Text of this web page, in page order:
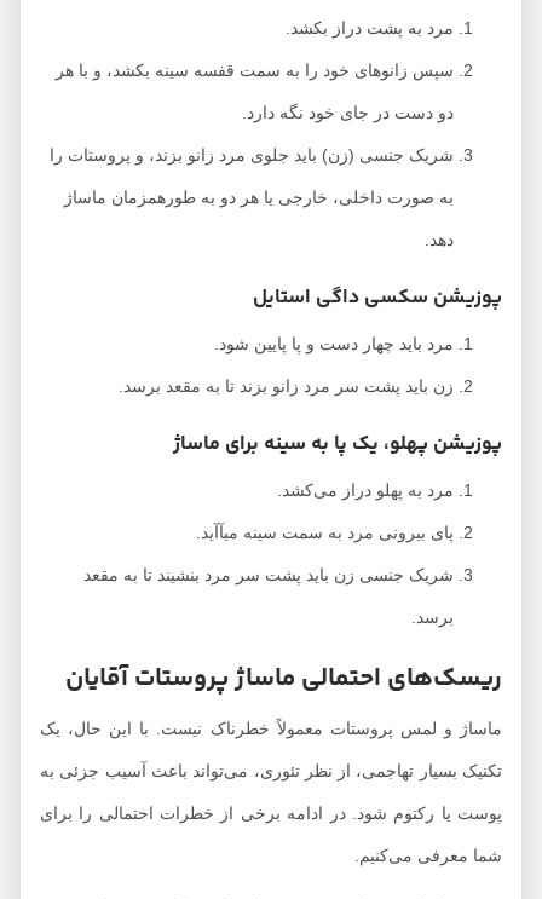
مرد به پشت دراز بکشد.
سپس زانوهای خود را به سمت قفسه سینه بکشد، و با هر
دو دست در جای خود نگه دارد.
شریک جنسی (زن) باید جلوی مرد زانو بزند، و پروستات را
به صورت داخلی، خارجی یا هر دو به طورهمزمان ماساژ
پوزیشن سکسی داگی استایل
مرد باید چهار دست و پا پایین شود.
زن باید پشت سر مرد زانو بزند تا به مقعد برسد.
پوزیشن پهلو، یک پا به سینه برای ماساژ
مرد به پهلو دراز می‌کشد.
پای بیرونی مرد به سمت سینه میآآید.
شریک جنسی زن باید پشت سر مرد بنشیند تا به مقعد
برسد.
ریسک‌های احتمالی ماساژ پروستات آقایان
ماساژ و لمس پروستات معمولاً خطرناک نیست. با این حال، یک
تکنیک بسیار تهاجمی، از نظر تئوری، می‌تواند باعث آسیب جزئی به
پوست یا رکتوم شود. در ادامه برخی از خطرات احتمالی را برای
شما معرفی می‌کنیم.